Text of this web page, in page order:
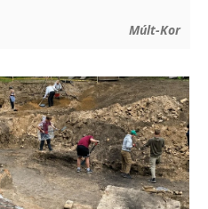
Múlt-Kor